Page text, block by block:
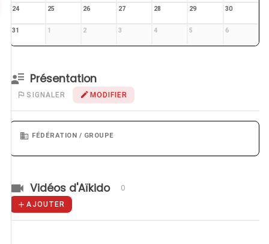
24 25 26 27 28 29 30
31 1 2 3 4 5 6
Présentation
SIGNALER MODIFIER
FÉDÉRATION / GROUPE
Vidéos d'Aïkido 0
AJOUTER